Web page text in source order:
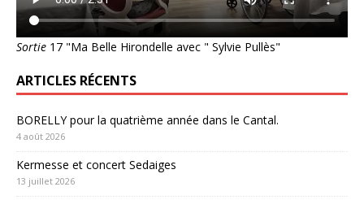
Sortie 17 "Ma Belle Hirondelle avec " Sylvie Pullès"
ARTICLES RÉCENTS
BORELLY pour la quatrième année dans le Cantal.
4 août 2026
Kermesse et concert Sedaiges
13 juillet 2026